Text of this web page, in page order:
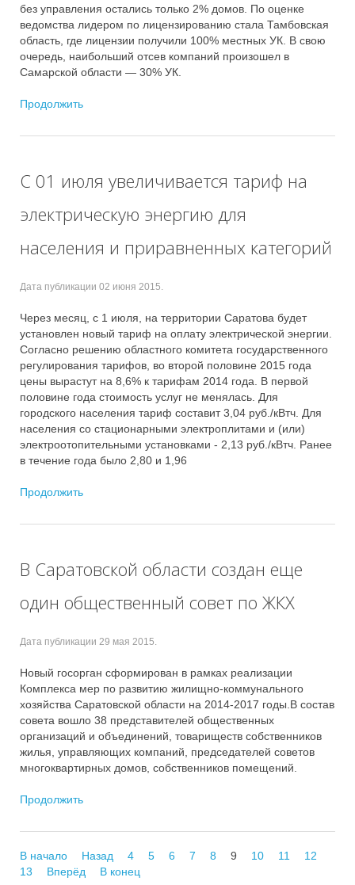
без управления остались только 2% домов. По оценке
ведомства лидером по лицензированию стала Тамбовская
область, где лицензии получили 100% местных УК. В свою
очередь, наибольший отсев компаний произошел в
Самарской области — 30% УК.
Продолжить
С 01 июля увеличивается тариф на
электрическую энергию для
населения и приравненных категорий
Дата публикации 02 июня 2015.
Через месяц, с 1 июля, на территории Саратова будет
установлен новый тариф на оплату электрической энергии.
Согласно решению областного комитета государственного
регулирования тарифов, во второй половине 2015 года
цены вырастут на 8,6% к тарифам 2014 года. В первой
половине года стоимость услуг не менялась. Для
городского населения тариф составит 3,04 руб./кВтч. Для
населения со стационарными электроплитами и (или)
электроотопительными установками - 2,13 руб./кВтч. Ранее
в течение года было 2,80 и 1,96
Продолжить
В Саратовской области создан еще
один общественный совет по ЖКХ
Дата публикации 29 мая 2015.
Новый госорган сформирован в рамках реализации
Комплекса мер по развитию жилищно-коммунального
хозяйства Саратовской области на 2014-2017 годы.В состав
совета вошло 38 представителей общественных
организаций и объединений, товариществ собственников
жилья, управляющих компаний, председателей советов
многоквартирных домов, собственников помещений.
Продолжить
В начало Назад 4 5 6 7 8 9 10 11
12
13
Вперёд В конец